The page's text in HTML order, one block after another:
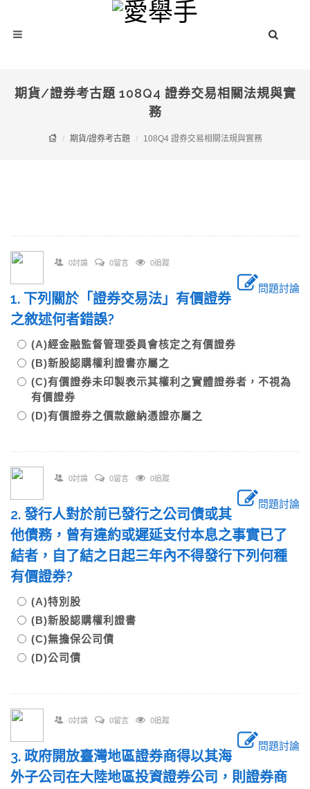
期貨/證券考古題 108Q4 證券交易相關法規與實
務
期貨/證券考古題 108Q4 證券交易相關法規與實務
0討論 0留言 0追蹤
問題討論
1. 下列關於「證券交易法」有價證券
之敘述何者錯誤?
(A)經金融監督管理委員會核定之有價證券
(B)新股認購權利證書亦屬之
(C)有價證券未印製表示其權利之實體證券者，不視為
有價證券
(D)有價證券之價款繳納憑證亦屬之
0討論 0留言 0追蹤
問題討論
2. 發行人對於前已發行之公司債或其
他債務，曾有違約或遲延支付本息之事實已了
結者，自了結之日起三年內不得發行下列何種
有價證券?
(A)特別股
(B)新股認購權利證書
(C)無擔保公司債
(D)公司債
0討論 0留言 0追蹤
問題討論
3. 政府開放臺灣地區證券商得以其海
外子公司在大陸地區投資證券公司，則證券商